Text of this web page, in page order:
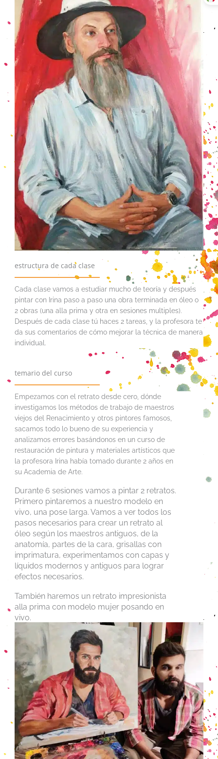
estructura de cada clase
Cada clase vamos a estudiar mucho de teoría y después
pintar con Irina paso a paso una obra terminada en óleo o
2 obras (una alla prima y otra en sesiones multiples).
Después de cada clase tú haces 2 tareas, y la profesora te
da sus comentarios de cómo mejorar la técnica de manera
individual.
temario del curso
Empezamos con el retrato desde cero, dónde
investigamos los métodos de trabajo de maestros
viejos del Renacimiento y otros pintores famosos,
sacamos todo lo bueno de su experiencia y
analizamos errores basándonos en un curso de
restauración de pintura y materiales artísticos que
la profesora Irina había tomado durante 2 años en
su Academia de Arte.
Durante 6 sesiones vamos a pintar 2 retratos.
Primero pintaremos a nuestro modelo en
vivo, una pose larga. Vamos a ver todos los
pasos necesarios para crear un retrato al
óleo según los maestros antiguos, de la
anatomía, partes de la cara, grisallas con
imprimatura, experimentamos con capas y
líquidos modernos y antiguos para lograr
efectos necesarios.
También haremos un retrato impresionista
alla prima con modelo mujer posando en
vivo.